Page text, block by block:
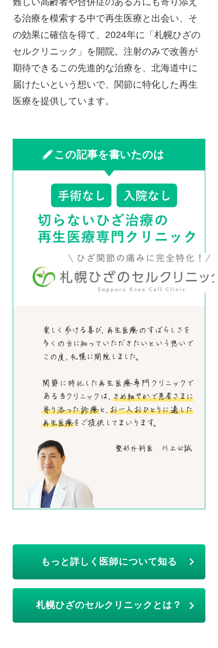
る治療を模索する中で再生医療と出会い、そ
の効果に確信を得て、2024年に「札幌ひざの
セルクリニック」を開院。注射のみで改善が
期待できるこの先進的な治療を、北海道中に
届けたいという想いで、関節に特化した再生
医療を提供しています。
この記事を書いたのは
もっと詳しく医師について知る
札幌ひざのセルクリニックとは？